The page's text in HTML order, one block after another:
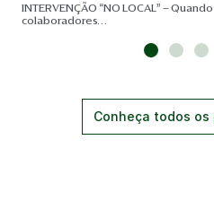
INTERVENÇÃO “NO LOCAL” –
colaboradores…
Conheça todos